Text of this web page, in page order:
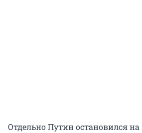
Отдельно Путин остановился на